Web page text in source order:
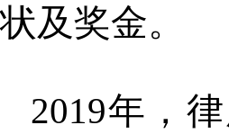
状及奖金。
2019年，